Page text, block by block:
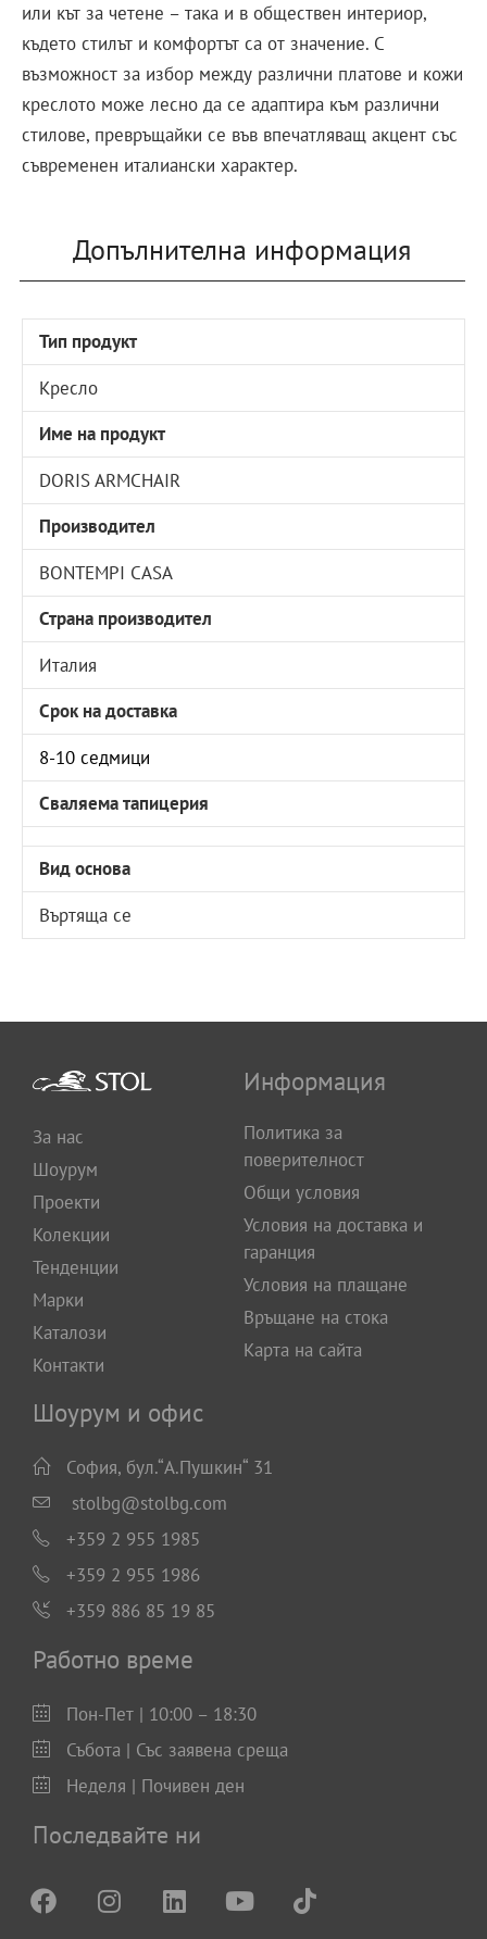
или кът за четене – така и в обществен интериор,
където стилът и комфортът са от значение. С
възможност за избор между различни платове и кожи
креслото може лесно да се адаптира към различни
стилове, превръщайки се във впечатляващ акцент със
съвременен италиански характер.
Допълнителна информация
Тип продукт
Кресло
Име на продукт
DORIS ARMCHAIR
Производител
BONTEMPI CASA
Страна производител
Италия
Срок на доставка
8-10 седмици
Сваляема тапицерия
Вид основа
Въртяща се
За нас
Шоурум
Проекти
Колекции
Тенденции
Марки
Каталози
Контакти
Информация
Политика за
поверителност
Общи условия
Условия на доставка и
гаранция
Условия на плащане
Връщане на стока
Карта на сайта
Шоурум и офис
София, бул.“А.Пушкин“ 31
stolbg@stolbg.com
+359 2 955 1985
+359 2 955 1986
+359 886 85 19 85
Работно време
Пон-Пет | 10:00 – 18:30
Събота | Със заявена среща
Неделя | Почивен ден
Последвайте ни